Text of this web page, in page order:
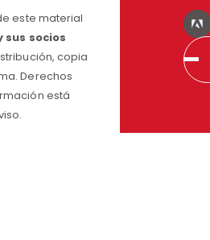
este material
sus socios
copia
Derechos
está